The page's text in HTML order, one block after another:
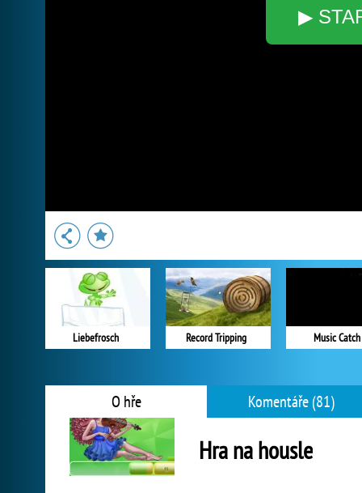
▶
Liebefrosch Record Tripping Music Catch
O hře Komentáře (81)
Hra na housle